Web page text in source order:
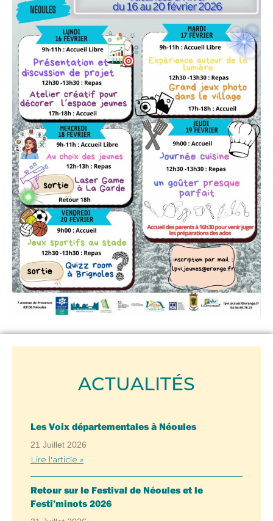
ACTUALITÉS
Les Voix départementales à Néoules
21 Juillet 2026
Lire l'article »
Retour sur le Festival de Néoules et le
Festi’minots 2026